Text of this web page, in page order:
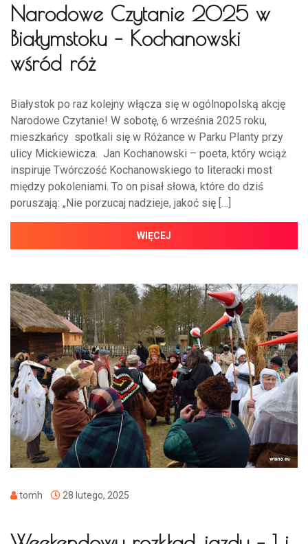
Narodowe Czytanie 2025 w
Białymstoku – Kochanowski
wśród róż
Białystok po raz kolejny włącza się w ogólnopolską akcję
Narodowe Czytanie! W sobotę, 6 września 2025 roku,
mieszkańcy spotkali się w Różance w Parku Planty przy
ulicy Mickiewicza. Jan Kochanowski – poeta, który wciąż
inspiruje Twórczość Kochanowskiego to literacki most
między pokoleniami. To on pisał słowa, które do dziś
poruszają: „Nie porzucaj nadzieje, jakoć się […]
WIĘCEJ
tomh 28 lutego, 2025